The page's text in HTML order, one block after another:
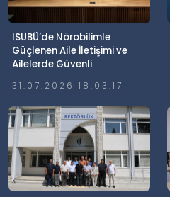
ISUBÜ’de Nörobilimle
Güçlenen Aile İletişimi ve
Ailelerde Güvenli
Gerçekleştirildi
31.07.2026 18:03:17